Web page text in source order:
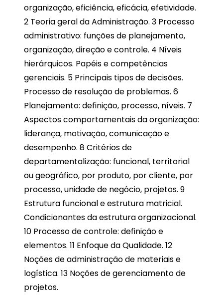
organização, eficiência, eficácia, efetividade.
2 Teoria geral da Administração. 3 Processo
administrativo: funções de planejamento,
organização, direção e controle. 4 Níveis
hierárquicos. Papéis e competências
gerenciais. 5 Principais tipos de decisões.
Processo de resolução de problemas. 6
Planejamento: definição, processo, níveis. 7
Aspectos comportamentais da organização:
liderança, motivação, comunicação e
desempenho. 8 Critérios de
departamentalização: funcional, territorial
ou geográfico, por produto, por cliente, por
processo, unidade de negócio, projetos. 9
Estrutura funcional e estrutura matricial.
Condicionantes da estrutura organizacional.
10 Processo de controle: definição e
elementos. 11 Enfoque da Qualidade. 12
Noções de administração de materiais e
logística. 13 Noções de gerenciamento de
projetos.